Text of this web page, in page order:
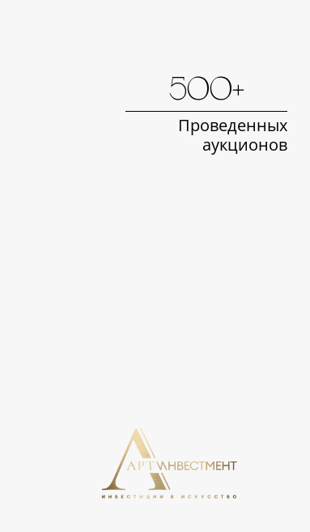
500+
Проведенных
аукционов